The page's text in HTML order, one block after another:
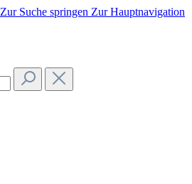
Zur Suche springen Zur Hauptnavigation